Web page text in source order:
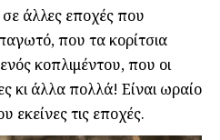
άλλες εποχές που
που τα κορίτσια
κοπλιμέντου, που οι
κι άλλα πολλά! Είναι ωραίο
εκείνες τις εποχές.